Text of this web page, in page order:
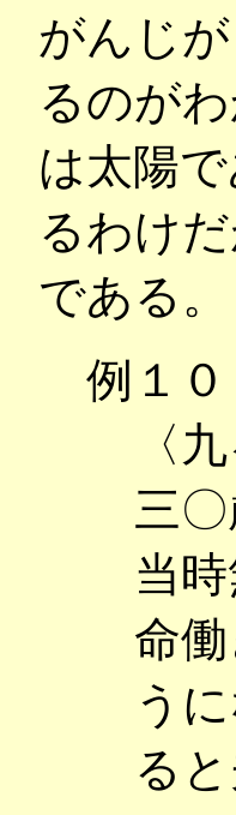
がんじ
るのが
は太陽
るわけ
である。
例１０
〈
三
当
命
う
る